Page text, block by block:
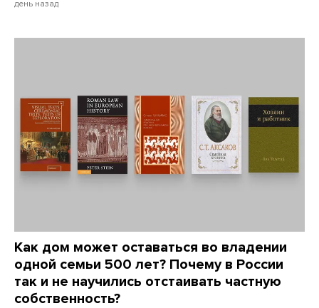
день назад
Как дом может оставаться во владении
одной семьи 500 лет? Почему в России
так и не научились отстаивать частную
собственность?